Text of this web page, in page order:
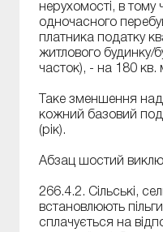
нерухомості, в тому
одночасного
платника податку
житлового будинку/
часток), - на 180 кв.
Таке зменшення
кожний базовий
(рік).
Абзац шостий
266.4.2. Сільські,
встановлюють
сплачується на